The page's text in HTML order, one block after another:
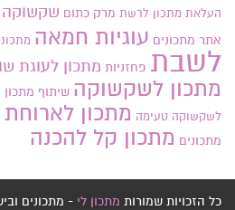
העלאת מתכון לרשת מרק כתום שקשוקה
אתר מתכונים עוגיות חמאה
לשבת פחזניות מתכון לעוגת
מתכון לשקשוקה שיתוף מתכון
לשקשוקה טעימה מתכון
מתכונים מתכון קל להכנה
כל הזכויות שמורות מתכון לי - מתכונים